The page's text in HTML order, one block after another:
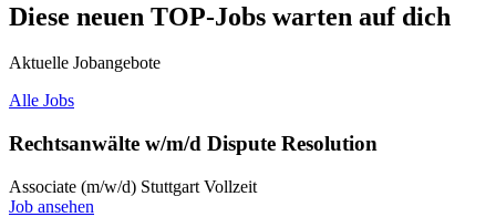
Diese neuen TOP-Jobs warten auf dich
Aktuelle Jobangebote
Alle Jobs
Rechtsanwälte w/m/d Dispute Resolution
Associate (m/w/d) Stuttgart Vollzeit
Job ansehen